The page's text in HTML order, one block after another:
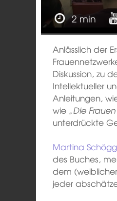
2 min
Anlässlich der
Diskussion, zu
Intellektueller
Anleitungen,
wie „Die
unterdrückte
Martina
des Buches,
dem
jeder